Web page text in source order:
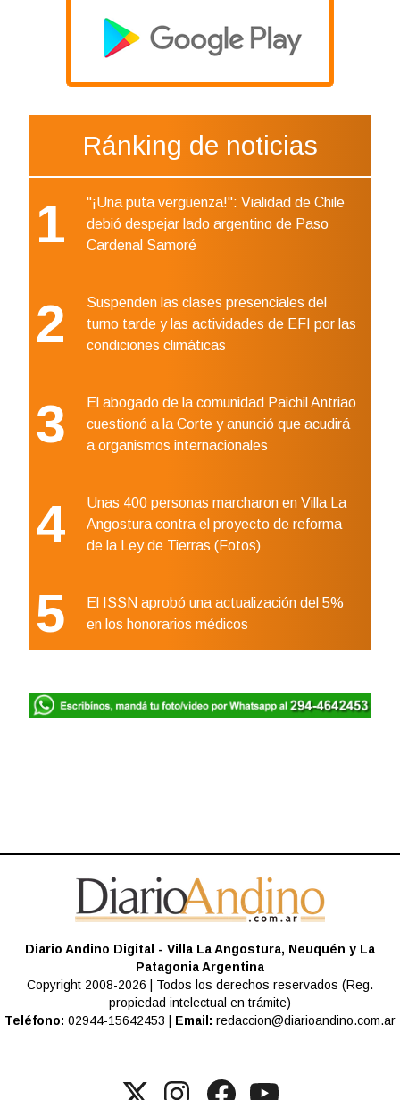
Ránking de noticias
1
"¡Una puta vergüenza!": Vialidad de Chile
debió despejar lado argentino de Paso
Cardenal Samoré
2
Suspenden las clases presenciales del
turno tarde y las actividades de EFI por las
condiciones climáticas
3
El abogado de la comunidad Paichil Antriao
cuestionó a la Corte y anunció que acudirá
a organismos internacionales
4
Unas 400 personas marcharon en Villa La
Angostura contra el proyecto de reforma
de la Ley de Tierras (Fotos)
5
El ISSN aprobó una actualización del 5%
en los honorarios médicos
Diario Andino Digital - Villa La Angostura, Neuquén y La
Patagonia Argentina
Copyright 2008-2026 | Todos los derechos reservados (Reg.
propiedad intelectual en trámite)
Teléfono: 02944-15642453 | Email: redaccion@diarioandino.com.ar